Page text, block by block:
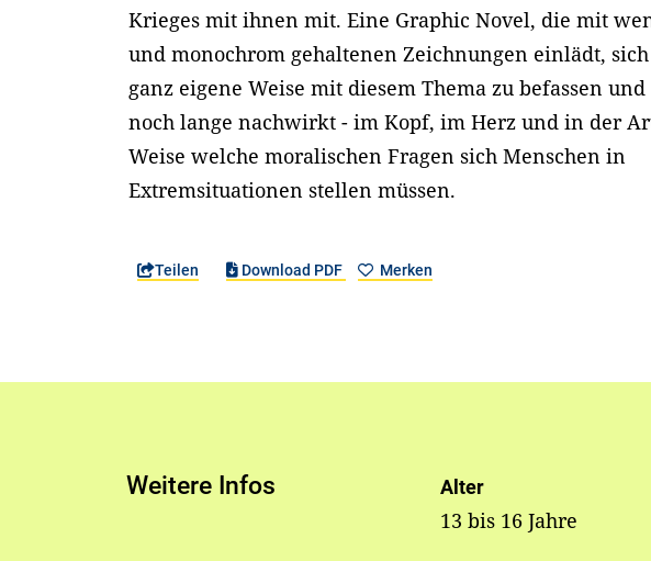
Krieges mit ihnen mit. Eine Graphic Novel, die mit
und monochrom gehaltenen Zeichnungen einlädt,
ganz eigene Weise mit diesem Thema zu befassen und
noch lange nachwirkt - im Kopf, im Herz und in der
Weise welche moralischen Fragen sich Menschen in
Extremsituationen stellen müssen.
Teilen Download PDF Merken
Weitere Infos Alter
13 bis 16 Jahre